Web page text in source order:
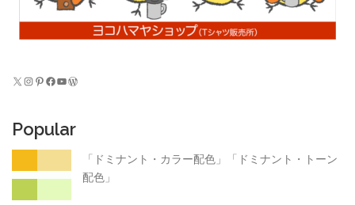
X Instagram Pinterest Facebook YouTube WordPress
Popular
「ドミナント・カラー配色」「ドミナント・トーン
配色」